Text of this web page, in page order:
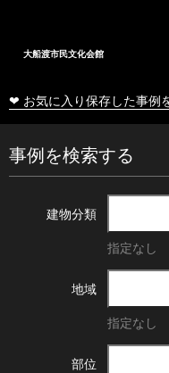
大船渡市民文化会館
❤ お気に入り保存した事例
事例を検索する
建物分類
指定なし
地域
指定なし
部位